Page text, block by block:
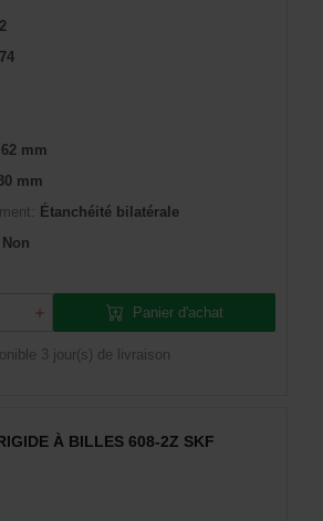
62 mm
mm
Étanchéité bilatérale
Non
Panier d'achat
3 jour(s) de livraison
À BILLES 608-2Z SKF